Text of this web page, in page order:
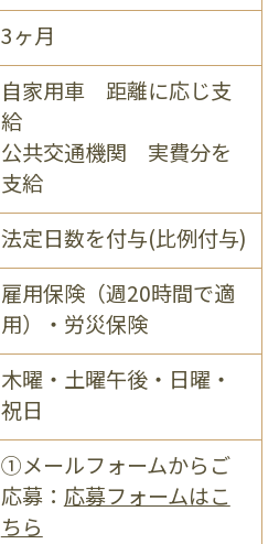
3ヶ月
自家用車 距離に応じ支
給
公共交通機関 実費分を
支給
法定日数を付与(比例付与)
雇用保険（週20時間で適
用）・労災保険
木曜・土曜午後・日曜・
祝日
①メールフォームからご
応募： 応募フォームはこ
ちら